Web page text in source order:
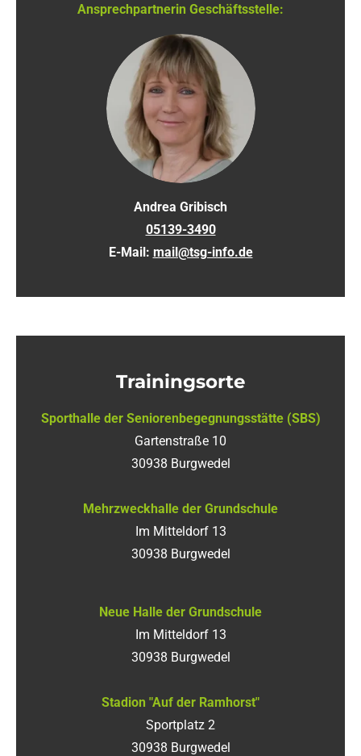
Ansprechpartnerin Geschäftsstelle:
Andrea Gribisch
05139-3490
E-Mail: mail@tsg-info.de
Trainingsorte
Sporthalle der Seniorenbegegnungsstätte (SBS)
Gartenstraße 10
30938 Burgwedel
Mehrzweckhalle der Grundschule
Im Mitteldorf 13
30938 Burgwedel
Neue Halle der Grundschule
Im Mitteldorf 13
30938 Burgwedel
Stadion "Auf der Ramhorst"
Sportplatz 2
30938 Burgwedel